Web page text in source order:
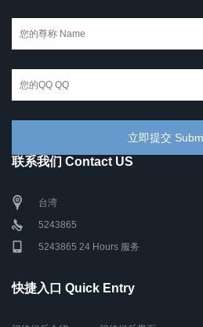
联系我们 Contact US
台湾
5243865
5243865 24 Hours 服务
快捷入口 Quick Entry